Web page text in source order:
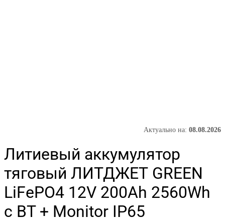
Актуально на: 08.08.2026
Литиевый аккумулятор
тяговый ЛИТДЖЕТ GREEN
LiFePO4 12V 200Ah 2560Wh
с BT + Monitor IP65